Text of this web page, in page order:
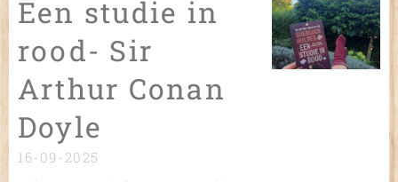
Een studie in
rood- Sir
Arthur Conan
Doyle
16-09-2025